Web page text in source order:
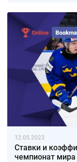
12.05.2023
Ставки и
чемпионат